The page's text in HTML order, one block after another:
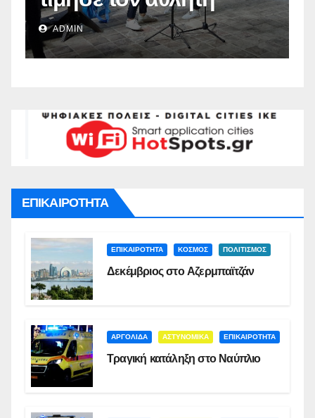
Ναυπλιέων(vid)
ADMIN
ΕΠΙΚΑΙΡΟΤΗΤΑ
ΕΠΙΚΑΙΡΟΤΗΤΑ ΚΟΣΜΟΣ ΠΟΛΙΤΙΣΜΟΣ
Δεκέμβριος στο Αζερμπαϊτζάν
ΑΡΓΟΛΙΔΑ ΑΣΤΥΝΟΜΙΚΑ ΕΠΙΚΑΙΡΟΤΗΤΑ
Τραγική κατάληξη στο Ναύπλιο